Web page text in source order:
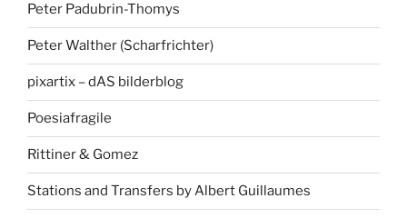
Peter Padubrin-Thomys
Peter Walther (Scharfrichter)
pixartix – dAS bilderblog
Poesiafragile
Rittiner & Gomez
Stations and Transfers by Albert Guillaumes